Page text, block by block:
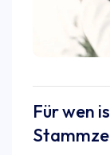
Für wen